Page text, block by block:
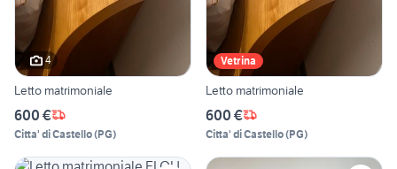
4
Letto matrimoniale
600 €
Citta' di Castello(PG)
Vetrina
Letto matrimoniale
600 €
Citta' di Castello(PG)